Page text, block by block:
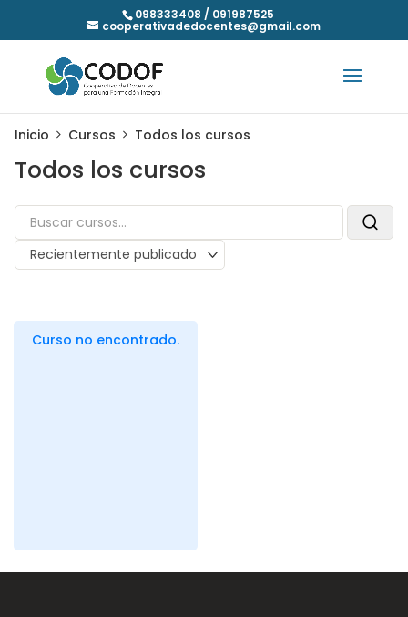
098333408 / 091987525
cooperativadedocentes@gmail.com
Inicio Cursos Todos los cursos
Todos los cursos
Curso no encontrado.